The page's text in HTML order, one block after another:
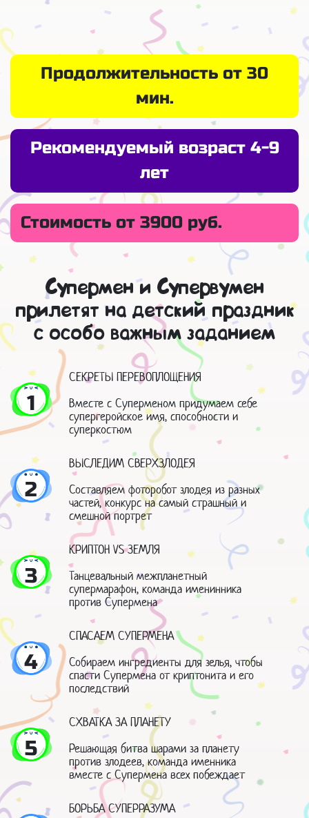
Продолжительность от 30
мин.
Рекомендуемый возраст 4-9
лет
Стоимость от 3900 руб.
Супермен и Супервумен
прилетят на детский праздник
с особо важным заданием
1
СЕКРЕТЫ ПЕРЕВОПЛОЩЕНИЯ
Вместе с Суперменом придумаем себе
супергеройское имя, способности и
суперкостюм
2
ВЫСЛЕДИМ СВЕРХЗЛОДЕЯ
Составляем фоторобот злодея из разных
частей, конкурс на самый страшный и
смешной портрет
3
КРИПТОН VS ЗЕМЛЯ
Танцевальный межпланетный
супермарафон, команда именинника
против Супермена
4
СПАСАЕМ СУПЕРМЕНА
Собираем ингредиенты для зелья, чтобы
спасти Супермена от криптонита и его
последствий
5
СХВАТКА ЗА ПЛАНЕТУ
Решающая битва шарами за планету
против злодеев, команда именника
вместе с Супермена всех побеждает
БОРЬБА СУПЕРРАЗУМА